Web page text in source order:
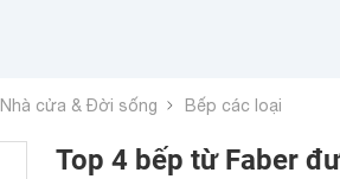
Nhà cửa & Đời sống Bếp các loại
Top 4 bếp từ Faber